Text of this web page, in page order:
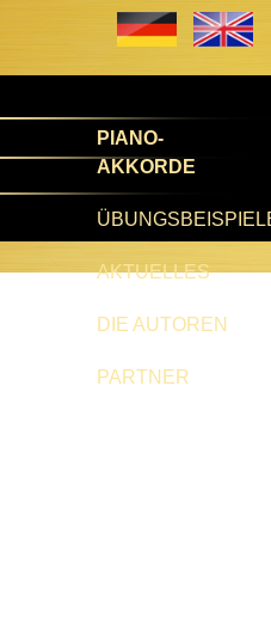
PIANO-
AKKORDE
AKTUELLES
DIE AUTOREN
PARTNER